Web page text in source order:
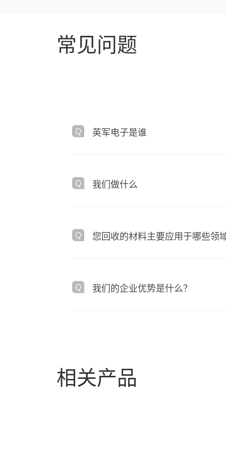
常见问题
英军电子是谁
我们做什么
您回收的材料主要应用于哪些领
我们的企业优势是什么？
相关产品